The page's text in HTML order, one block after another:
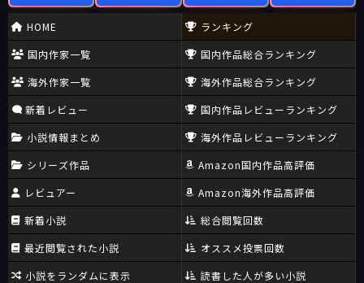
HOME
国内作家一覧
海外作家一覧
新着レビュー
小説情報まとめ
シリーズ作品
レビュアー
新着小説
最近閲覧された小説
小説をランダムに表示
ランキング
国内作品総合ランキング
海外作品総合ランキング
国内作品レビューランキング
海外作品レビューランキング
Amazon国内作品高評価
Amazon海外作品高評価
総合閲覧回数
オススメ投票回数
読書した人が多い小説